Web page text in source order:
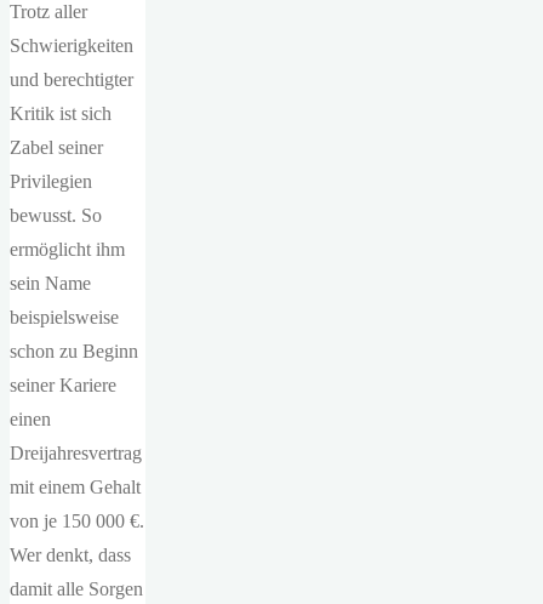
Trotz aller
Schwierigkeiten
und berechtigter
Kritik ist sich
Zabel seiner
Privilegien
bewusst. So
ermöglicht ihm
sein Name
beispielsweise
schon zu Beginn
seiner Kariere
einen
Dreijahresvertrag
mit einem Gehalt
von je 150 000 €.
Wer denkt, dass
damit alle Sorgen